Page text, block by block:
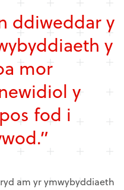
ddiweddar y
y
mor
y
fod i
am yr ymwybyddiaeth